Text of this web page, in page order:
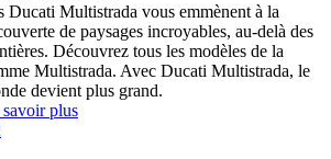
Ducati Multistrada vous emmènent à la
de paysages incroyables, au-delà des
Découvrez tous les modèles de la
Multistrada. Avec Ducati Multistrada, le
devient plus grand.
plus